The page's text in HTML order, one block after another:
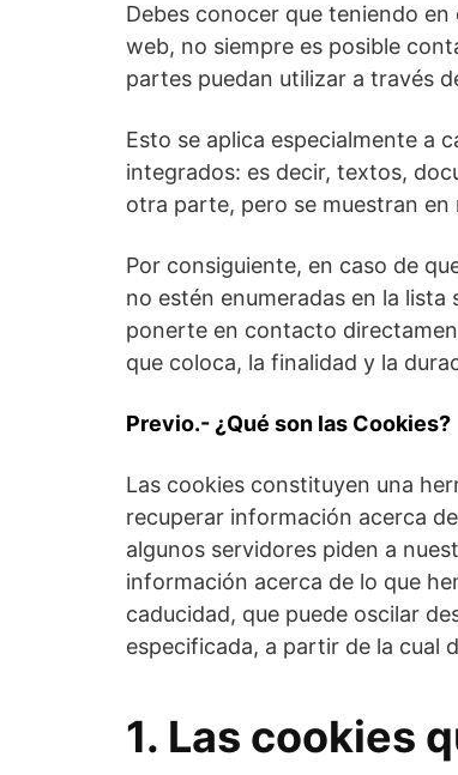
Debes conocer que teniendo
web, no siempre es posible
partes puedan utilizar a través
Esto se aplica especialmente a
integrados: es decir, textos,
otra parte, pero se muestran
Por consiguiente, en caso de
no estén enumeradas en la
ponerte en contacto
que coloca, la finalidad y la
Previo.- ¿Qué son las Cookies?
Las cookies constituyen una
recuperar información acerca
algunos servidores piden a
información acerca de lo que
caducidad, que puede oscilar
especificada, a partir de la cual
1. Las cookies